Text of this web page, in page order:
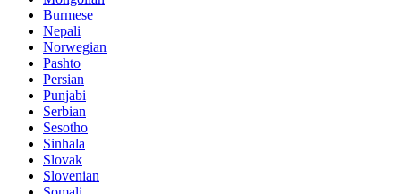
Burmese
Nepali
Norwegian
Pashto
Persian
Punjabi
Serbian
Sesotho
Sinhala
Slovak
Slovenian